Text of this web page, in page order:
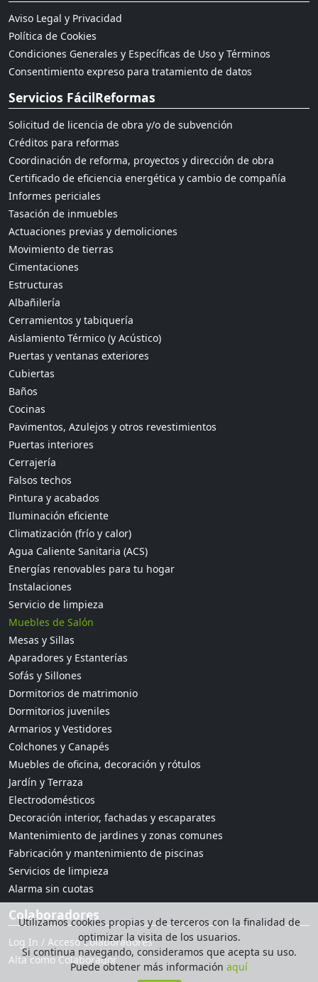
Utilizamos cookies propias y de terceros con la finalidad de
optimizar la visita de los usuarios.
Si continua navegando, consideramos que acepta su uso.
Puede obtener más información aquí
Aviso Legal y Privacidad
Política de Cookies
Condiciones Generales y Específicas de Uso y Términos
Consentimiento expreso para tratamiento de datos
Servicios FácilReformas
Solicitud de licencia de obra y/o de subvención
Créditos para reformas
Coordinación de reforma, proyectos y dirección de obra
Certificado de eficiencia energética y cambio de compañía
Informes periciales
Tasación de inmuebles
Actuaciones previas y demoliciones
Movimiento de tierras
Cimentaciones
Estructuras
Albañilería
Cerramientos y tabiquería
Aislamiento Térmico (y Acústico)
Puertas y ventanas exteriores
Cubiertas
Baños
Cocinas
Pavimentos, Azulejos y otros revestimientos
Puertas interiores
Cerrajería
Falsos techos
Pintura y acabados
Iluminación eficiente
Climatización (frío y calor)
Agua Caliente Sanitaria (ACS)
Energías renovables para tu hogar
Instalaciones
Servicio de limpieza
Muebles de Salón
Mesas y Sillas
Aparadores y Estanterías
Sofás y Sillones
Dormitorios de matrimonio
Dormitorios juveniles
Armarios y Vestidores
Colchones y Canapés
Muebles de oficina, decoración y rótulos
Jardín y Terraza
Electrodomésticos
Decoración interior, fachadas y escaparates
Mantenimiento de jardines y zonas comunes
Fabricación y mantenimiento de piscinas
Servicios de limpieza
Alarma sin cuotas
Colaboradores
Log In / Acceso Colaboradores
Alta como Colaborador